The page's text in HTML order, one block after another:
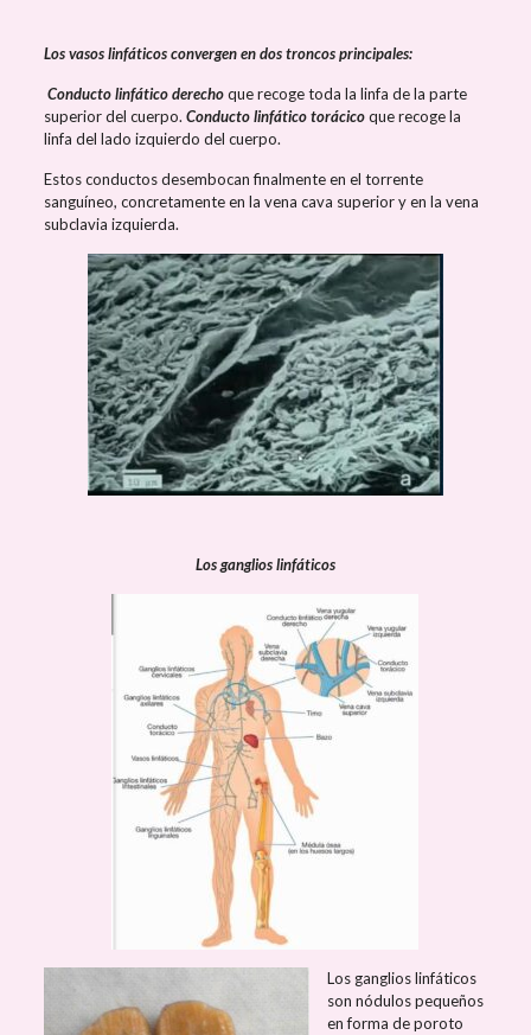
Los vasos linfáticos convergen en dos troncos principales:
Conducto linfático derechoque recoge toda la linfa de la parte
superior del cuerpo. Conducto linfático torácicoque recoge la
linfa del lado izquierdo del cuerpo.
Estos conductos desembocan finalmente en el torrente
sanguíneo, concretamente en la vena cava superior y en la vena
subclavia izquierda.
Los ganglios linfáticos
Los ganglios linfáticos
son nódulos pequeños
en forma de poroto